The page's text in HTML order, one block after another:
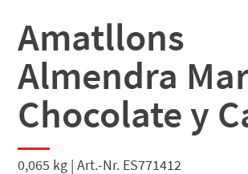
Amatllons
Almendra
Chocolate y
0,065 kg | Art.-Nr. ES771412